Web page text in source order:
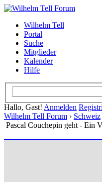
Wilhelm Tell
Portal
Suche
Mitglieder
Kalender
Hilfe
Hallo, Gast! Anmelden
Wilhelm Tell Forum › Schweiz
Pascal Couchepin geht - Ein